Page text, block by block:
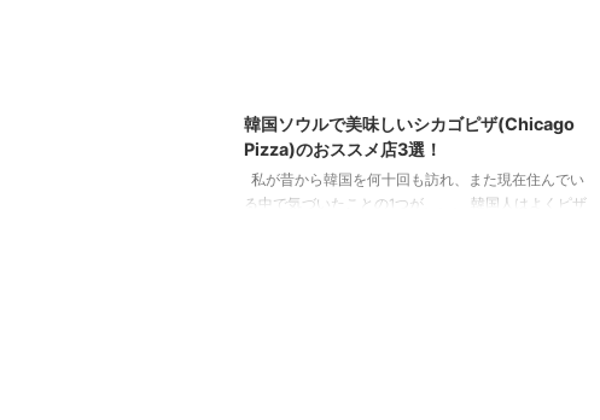
韓国ソウルで美味しいシカゴピザ(Chicago
Pizza)のおススメ店3選！
私が昔から韓国を何十回も訪れ、また現在住んでい
る中で気づいたことの1つが、、、 韓国人はよくピザ